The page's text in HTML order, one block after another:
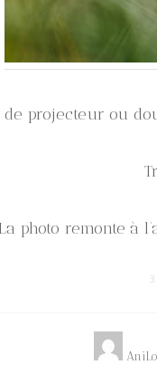
de projecteur ou
photo remonte à